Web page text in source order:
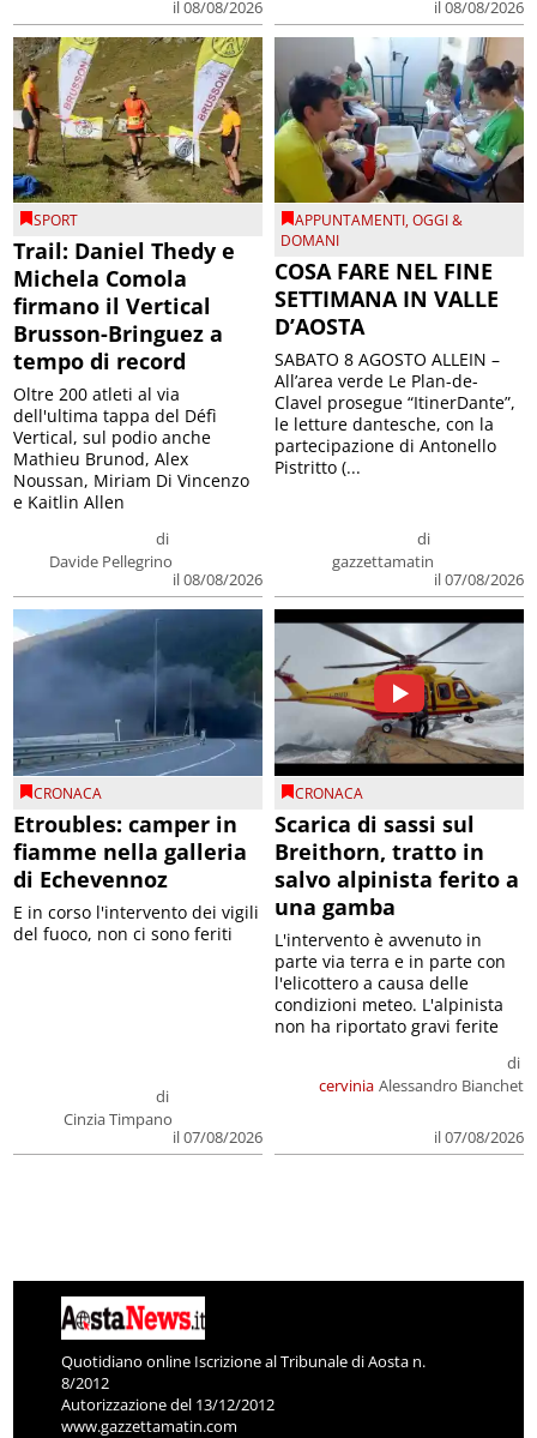
il 08/08/2026 il 08/08/2026
SPORT
Trail: Daniel Thedy e
Michela Comola
firmano il Vertical
Brusson-Bringuez a
tempo di record
di
Davide Pellegrino
il 08/08/2026
Oltre 200 atleti al via
dell'ultima tappa del Défì
Vertical, sul podio anche
Mathieu Brunod, Alex
Noussan, Miriam Di Vincenzo
e Kaitlin Allen
APPUNTAMENTI,OGGI &
DOMANI
COSA FARE NEL FINE
SETTIMANA IN VALLE
D’AOSTA
di
gazzettamatin
il 07/08/2026
SABATO 8 AGOSTO ALLEIN –
All’area verde Le Plan-de-
Clavel prosegue “ItinerDante”,
le letture dantesche, con la
partecipazione di Antonello
Pistritto (...
CRONACA
Etroubles: camper in
fiamme nella galleria
di Echevennoz
di
Cinzia Timpano
il 07/08/2026
E in corso l'intervento dei vigili
del fuoco, non ci sono feriti
CRONACA
Scarica di sassi sul
Breithorn, tratto in
salvo alpinista ferito a
una gamba
cervinia
di
Alessandro Bianchet
il 07/08/2026
L'intervento è avvenuto in
parte via terra e in parte con
l'elicottero a causa delle
condizioni meteo. L'alpinista
non ha riportato gravi ferite
Quotidiano online Iscrizione al Tribunale di Aosta n.
8/2012
Autorizzazione del 13/12/2012
www.gazzettamatin.com